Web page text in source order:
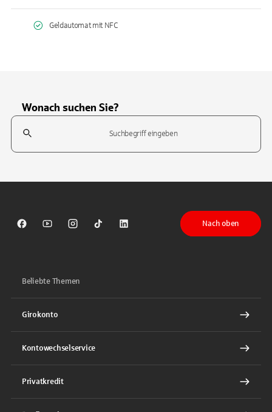
Geldautomat mit NFC
Wonach suchen Sie?
Suchfeld
Sparkasse auf Facebook
Sparkasse auf Youtube
Sparkasse auf Instagram
Sparkasse auf TikTok
Sparkasse auf LinkedIn
Nach oben
Beliebte Themen
Girokonto
Kontowechselservice
Privatkredit